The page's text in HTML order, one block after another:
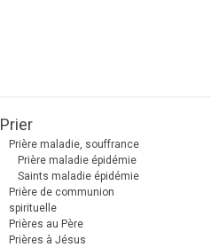
Prier
Prière maladie, souffrance
Prière maladie épidémie
Saints maladie épidémie
Prière de communion
spirituelle
Prières au Père
Prières à Jésus